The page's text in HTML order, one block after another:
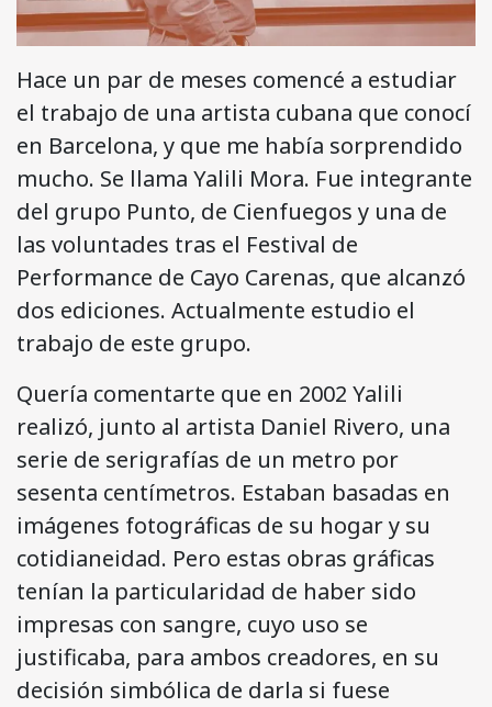
Hace un par de meses comencé a estudiar
el trabajo de una artista cubana que conocí
en Barcelona, y que me había sorprendido
mucho. Se llama Yalili Mora. Fue integrante
del grupo Punto, de Cienfuegos y una de
las voluntades tras el Festival de
Performance de Cayo Carenas, que alcanzó
dos ediciones. Actualmente estudio el
trabajo de este grupo.
Quería comentarte que en 2002 Yalili
realizó, junto al artista Daniel Rivero, una
serie de serigrafías de un metro por
sesenta centímetros. Estaban basadas en
imágenes fotográficas de su hogar y su
cotidianeidad. Pero estas obras gráficas
tenían la particularidad de haber sido
impresas con sangre, cuyo uso se
justificaba, para ambos creadores, en su
decisión simbólica de darla si fuese